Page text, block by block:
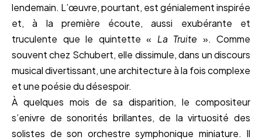
lendemain. L’œuvre, pourtant, est génialement inspirée
et, à la première écoute, aussi exubérante et
truculente que le quintette « La Truite ». Comme
souvent chez Schubert, elle dissimule, dans un discours
musical divertissant, une architecture à la fois complexe
et une poésie du désespoir.
À quelques mois de sa disparition, le compositeur
s’enivre de sonorités brillantes, de la virtuosité des
solistes de son orchestre symphonique miniature. Il